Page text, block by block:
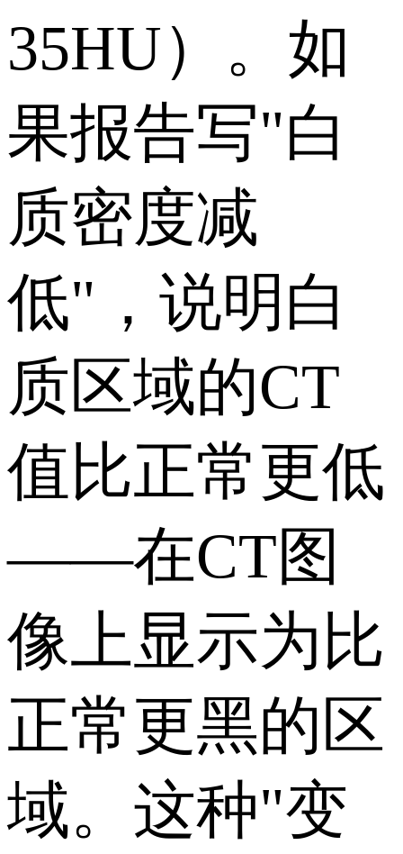
35HU）。如
果报告写"白
质密度减
低"，说明白
质区域的CT
值比正常更低
——在CT图
像上显示为比
正常更黑的区
域。这种"变